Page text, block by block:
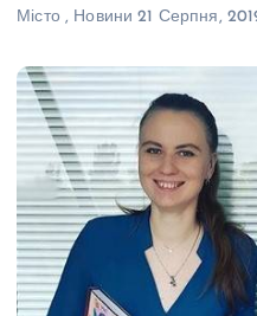
Місто, Новини 21 Серпня,